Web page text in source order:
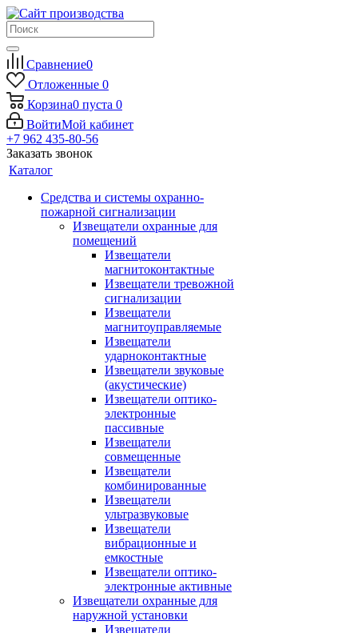
Сравнение0
Отложенные 0
Корзина0 пуста 0
ВойтиМой кабинет
+7 962 435-80-56
Заказать звонок
Каталог
Средства и системы охранно-
пожарной сигнализации
Извещатели охранные для
помещений
Извещатели
магнитоконтактные
Извещатели тревожной
сигнализации
Извещатели
магнитоуправляемые
Извещатели
ударноконтактные
Извещатели звуковые
(акустические)
Извещатели оптико-
электронные
пассивные
Извещатели
совмещенные
Извещатели
комбинированные
Извещатели
ультразвуковые
Извещатели
вибрационные и
емкостные
Извещатели оптико-
электронные активные
Извещатели охранные для
наружной установки
Извещатели